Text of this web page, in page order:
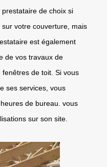
de choix si
votre couverture, mais
est également
de vos travaux de
de toit. Si vous
ses services, vous
de bureau. vous
sur son site.